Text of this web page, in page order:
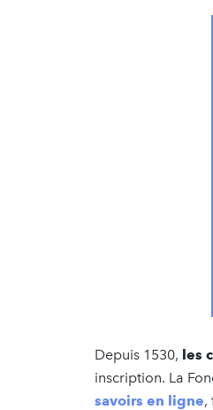
Depuis 1530, les
inscription. La
savoirs en ligne,